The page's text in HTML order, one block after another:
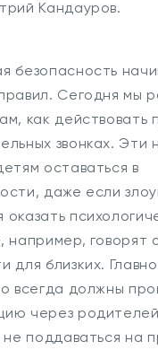
Кандауров.
безопасность
Сегодня мы
как действовать
звонках. Эти
оставаться в
даже если
оказать
например, говорят
для близких.
всегда должны
через родителей
не поддаваться на